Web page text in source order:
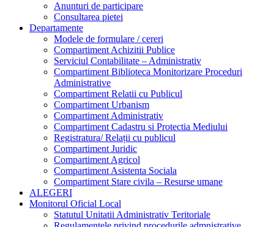
Anunturi de participare
Consultarea pietei
Departamente
Modele de formulare / cereri
Compartiment Achizitii Publice
Serviciul Contabilitate – Administrativ
Compartiment Biblioteca Monitorizare Proceduri
Administrative
Compartiment Relatii cu Publicul
Compartiment Urbanism
Compartiment Administrativ
Compartiment Cadastru si Protectia Mediului
Registratura/ Relații cu publicul
Compartiment Juridic
Compartiment Agricol
Compartiment Asistenta Sociala
Compartiment Stare civila – Resurse umane
ALEGERI
Monitorul Oficial Local
Statutul Unitatii Administrativ Teritoriale